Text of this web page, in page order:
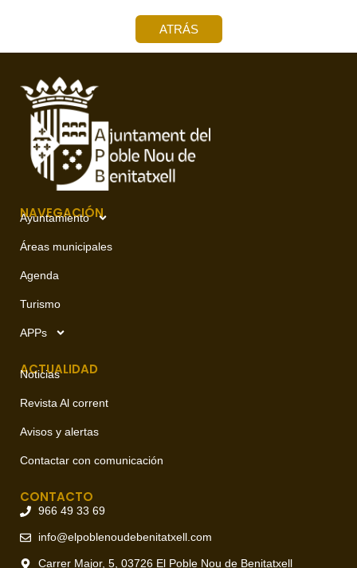
ATRÁS
NAVEGACIÓN
Ayuntamiento
Áreas municipales
Agenda
Turismo
APPs
ACTUALIDAD
Noticias
Revista Al corrent
Avisos y alertas
Contactar con comunicación
CONTACTO
966 49 33 69
info@elpoblenoudebenitatxell.com
Carrer Major, 5, 03726 El Poble Nou de Benitatxell